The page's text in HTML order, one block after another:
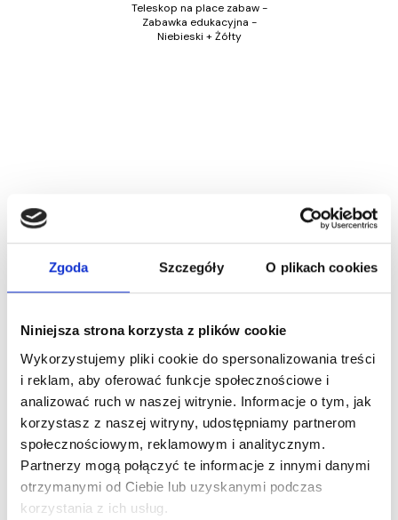
Zgoda Szczegóły O plikach cookies
Niniejsza strona korzysta z plików cookie
Wykorzystujemy pliki cookie do spersonalizowania treści
i reklam, aby oferować funkcje społecznościowe i
analizować ruch w naszej witrynie. Informacje o tym, jak
korzystasz z naszej witryny, udostępniamy partnerom
społecznościowym, reklamowym i analitycznym.
Partnerzy mogą połączyć te informacje z innymi danymi
otrzymanymi od Ciebie lub uzyskanymi podczas
korzystania z ich usług.
Teleskop na place zabaw -
Zabawka edukacyjna -
Niebieski + Żółty
5/5
Średnia Ocena
1
Opinie Klientów
28.06.2024
Dzieci zadowolone, ot taki gadżet.